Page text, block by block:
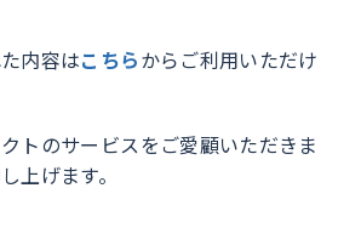
内容はこちらからご利用いただけ
トのサービスをご愛顧いただきま
上げます。